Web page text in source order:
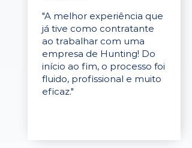
"A melhor experiência que
já tive como contratante
ao trabalhar com uma
empresa de Hunting! Do
início ao fim, o processo foi
fluido, profissional e muito
eficaz."